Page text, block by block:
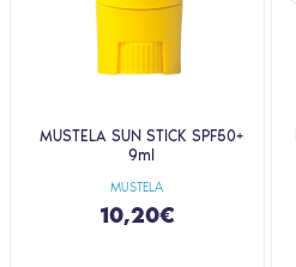
MUSTELA
MUSTELA SUN STICK SPF50+
9ml
10,20€